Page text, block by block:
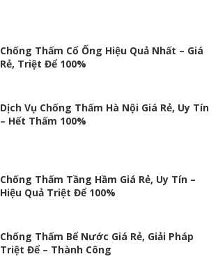
Chống Thấm Cổ Ống Hiệu Quả Nhất – Giá
Rẻ, Triệt Để 100%
Dịch Vụ Chống Thấm Hà Nội Giá Rẻ, Uy Tín
– Hết Thấm 100%
Chống Thấm Tầng Hầm Giá Rẻ, Uy Tín –
Hiệu Quả Triệt Để 100%
Chống Thấm Bể Nước Giá Rẻ, Giải Pháp
Triệt Để – Thành Công